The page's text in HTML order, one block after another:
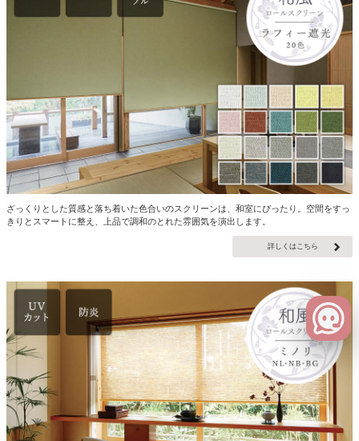
ざっくりとした質感と落ち着いた色合いのスクリーンは、和室にぴったり。空間をすっ
きりとスマートに整え、上品で調和のとれた雰囲気を演出します。
詳しくはこちら